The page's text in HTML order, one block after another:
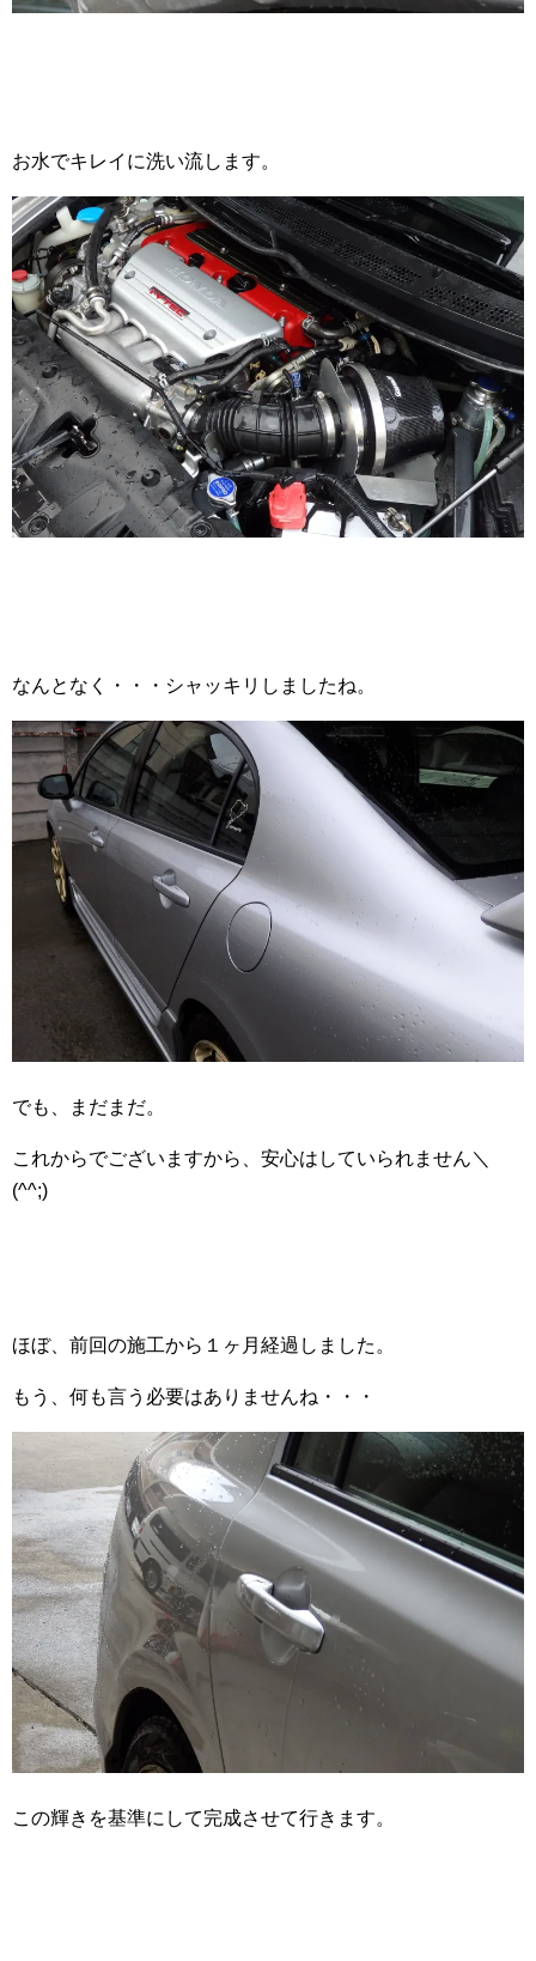
お水でキレイに洗い流します。
なんとなく・・・シャッキリしましたね。
でも、まだまだ。
これからでございますから、安心はしていられません＼
(^^;)
ほぼ、前回の施工から１ヶ月経過しました。
もう、何も言う必要はありませんね・・・
この輝きを基準にして完成させて行きます。